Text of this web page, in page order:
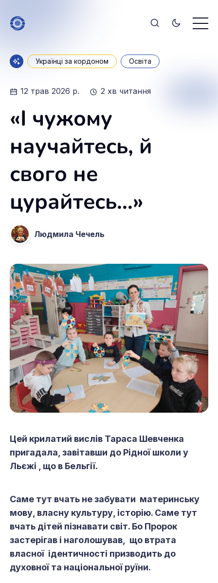
Українці за кордоном Освіта
12 трав 2026 р. 2 хв читання
«І чужому
научайтесь, й
свого не
цурайтесь…»
Людмила Чечель
Цей крилатий вислів Тараса Шевченка
пригадала, завітавши до Рідної школи у
Льєжі , що в Бельгії.
Саме тут вчать не забувати материнську
мову, власну культуру, історію. Саме тут
вчать дітей пізнавати світ. Бо Пророк
застерігав і наголошував, що втрата
власної ідентичності призводить до
духовної та національної руїни.